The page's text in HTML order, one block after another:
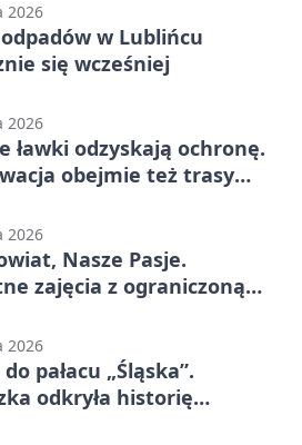
2026
w Lublińcu
się wcześniej
2026
ławki odzyskają ochronę.
obejmie też trasy
2026
Nasze Pasje.
zajęcia z ograniczoną
2026
pałacu „Śląska”.
odkryła historię